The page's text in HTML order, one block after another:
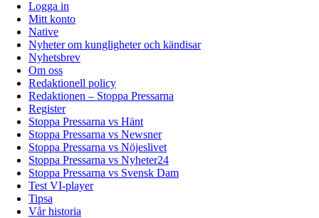
Logga in
Mitt konto
Native
Nyheter om kungligheter och kändisar
Nyhetsbrev
Om oss
Redaktionell policy
Redaktionen – Stoppa Pressarna
Register
Stoppa Pressarna vs Hänt
Stoppa Pressarna vs Newsner
Stoppa Pressarna vs Nöjeslivet
Stoppa Pressarna vs Nyheter24
Stoppa Pressarna vs Svensk Dam
Test VI-player
Tipsa
Vår historia